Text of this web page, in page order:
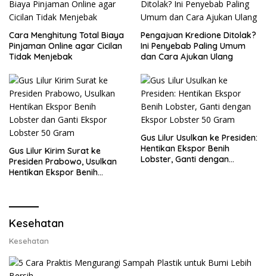
Cara Menghitung Total Biaya
Pinjaman Online agar Cicilan
Tidak Menjebak
Pengajuan Kredione Ditolak?
Ini Penyebab Paling Umum
dan Cara Ajukan Ulang
Gus Lilur Kirim Surat ke
Presiden Prabowo, Usulkan
Hentikan Ekspor Benih
Gus Lilur Usulkan ke Presiden:
Hentikan Ekspor Benih
Lobster, Ganti dengan
Kesehatan
Kesehatan